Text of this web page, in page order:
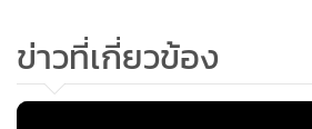
ผ่านการลงมือทำและการมีส่วนร่วมของทั้
กิจกรรมครอบคลุมการเรียนรู้ด้านมิติสั
พื้นฐาน ศิลปะ และวัฒนธรรมไทย ผ่านกา
ข่าวที่เกี่ยวข้อง